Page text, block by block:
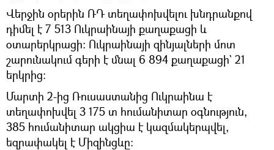
Վերջին օրերին ՌԴ տեղափոխվելու խնդրանքով
դիմել է 7 513 Ուկրաինայի քաղաքացի և
օտարերկրացի։ Ուկրաինայի զինյալների մոտ
շարունակում գերի է մնալ 6 894 քաղաքացի` 21
երկրից։
Մարտի 2-ից Ռուսաստանից Ուկրաինա է
տեղափոխվել 3 175 տ հումանիտար օգնություն,
385 հումանիտար ակցիա է կազմակերպվել,
եզրափակել է Միզինցևը։